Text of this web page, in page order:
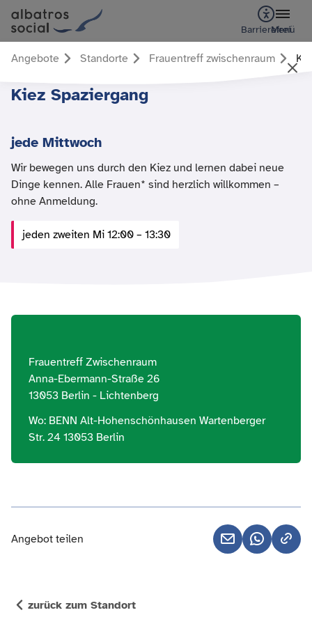
Barrierefrei
Menü
Angebote Standorte Frauentreff zwischenraum
Kiez Spaziergang
jede Mittwoch
Wir bewegen uns durch den Kiez und lernen dabei neue
Dinge kennen. Alle Frauen* sind herzlich willkommen –
ohne Anmeldung.
jeden zweiten Mi 12:00 – 13:30
Frauentreff Zwischenraum
Anna-Ebermann-Straße 26
13053 Berlin - Lichtenberg
Wo: BENN Alt-Hohenschönhausen Wartenberger
Str. 24 13053 Berlin
Angebot teilen
zurück zum Standort